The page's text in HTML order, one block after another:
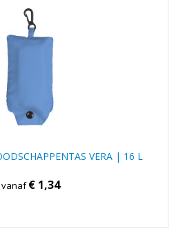
VERA | 16 L
vanaf€ 1,34